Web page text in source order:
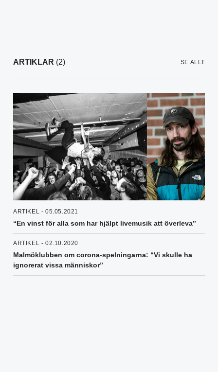
ARTIKLAR (2) SE ALLT
ARTIKEL - 05.05.2021
“En vinst för alla som har hjälpt livemusik att överleva”
ARTIKEL - 02.10.2020
Malmöklubben om corona-spelningarna: “Vi skulle ha
ignorerat vissa människor”